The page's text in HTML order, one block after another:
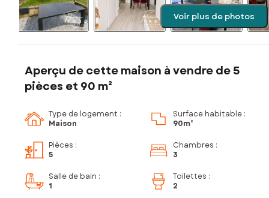
Voir plus de photos
Aperçu de cette maison à vendre de 5
pièces et 90 m²
Type de logement :
Maison
Surface habitable :
90m²
Pièces :
5
Chambres :
3
Salle de bain :
1
Toilettes :
2